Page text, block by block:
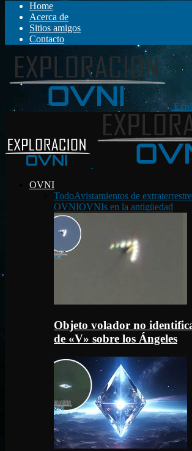
Home
Acerca de
Sitios amigos
Contacto
OVNI
TodoAvistamientos de
OVNIOVNIs en la antigüedad
Objeto volador no
de «V» sobre los Ángeles